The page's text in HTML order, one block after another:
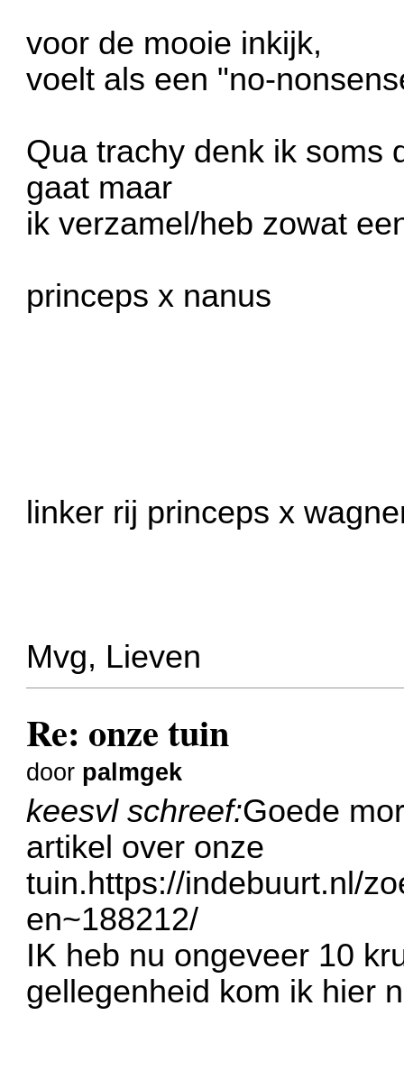
voor de mooie inkijk,
voelt als een "no-
Qua trachy denk ik soms
gaat maar
ik verzamel/heb zowat
princeps x nanus
linker rij princeps x
Mvg, Lieven
Re: onze tuin
door palmgek
keesvl schreef:Goede
artikel over onze
tuin.https://indebuurt.nl/
en~188212/
IK heb nu ongeveer 10
gellegenheid kom ik hier